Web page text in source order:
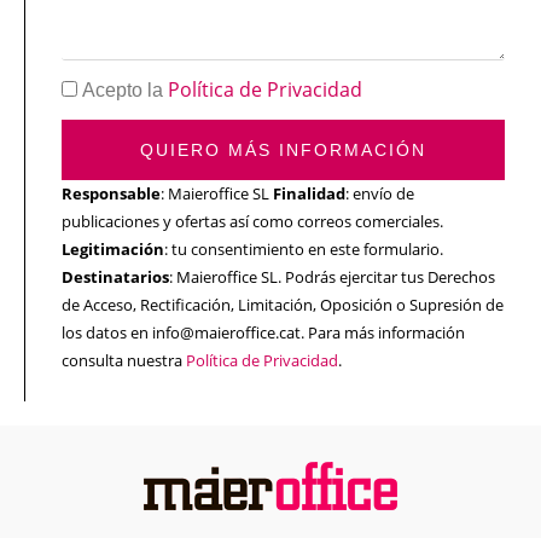
Acepto la Política de Privacidad
QUIERO MÁS INFORMACIÓN
Responsable: Maieroffice SL Finalidad: envío de
publicaciones y ofertas así como correos comerciales.
Legitimación: tu consentimiento en este formulario.
Destinatarios: Maieroffice SL. Podrás ejercitar tus Derechos
de Acceso, Rectificación, Limitación, Oposición o Supresión de
los datos en info@maieroffice.cat. Para más información
consulta nuestra Política de Privacidad.